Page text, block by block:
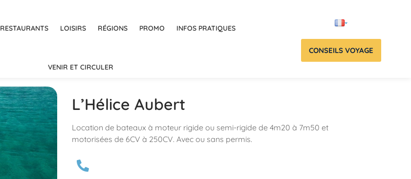
RESTAURANTS LOISIRS RÉGIONS PROMO INFOS PRATIQUES
VENIR ET CIRCULER
CONSEILS VOYAGE
L’Hélice Aubert
Location de bateaux à moteur rigide ou semi-rigide de 4m20 à 7m50 et
motorisées de 6CV à 250CV. Avec ou sans permis.